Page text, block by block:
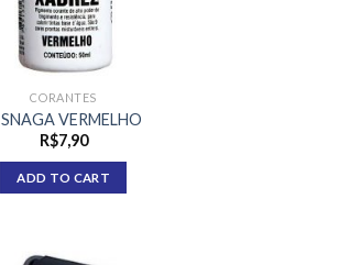
CORANTES
VERMELHO
R$7,90
ADD TO CART